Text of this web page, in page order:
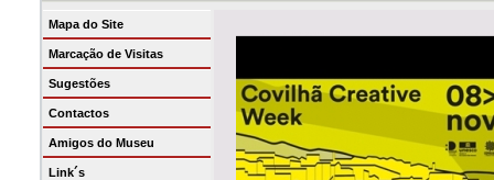
Mapa do Site
Marcação de Visitas
Sugestões
Contactos
Amigos do Museu
Link´s